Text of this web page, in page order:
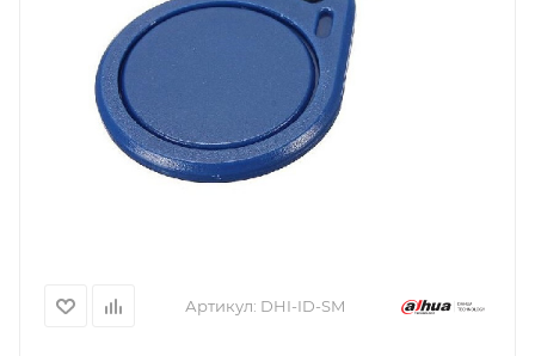
Артикул: DHI-ID-SM